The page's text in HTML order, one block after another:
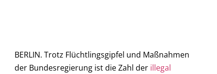
BERLIN. Trotz Flüchtlingsgipfel und Maßnahmen
der Bundesregierung ist die Zahl der illegal